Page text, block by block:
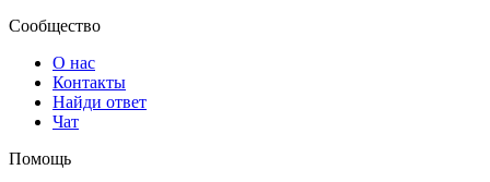
Сообщество
О нас
Контакты
Найди ответ
Чат
Помощь